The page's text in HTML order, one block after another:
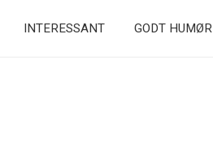
INTERESSANT GODT HUMØR